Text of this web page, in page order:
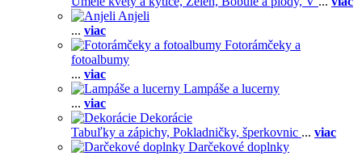
Anjeli
... viac
Fotorámčeky a
fotoalbumy
... viac
Lampáše a lucerny
... viac
Dekorácie
Tabuľky a zápichy, Pokladničky, šperkovnic ... viac
Darčekové doplnky